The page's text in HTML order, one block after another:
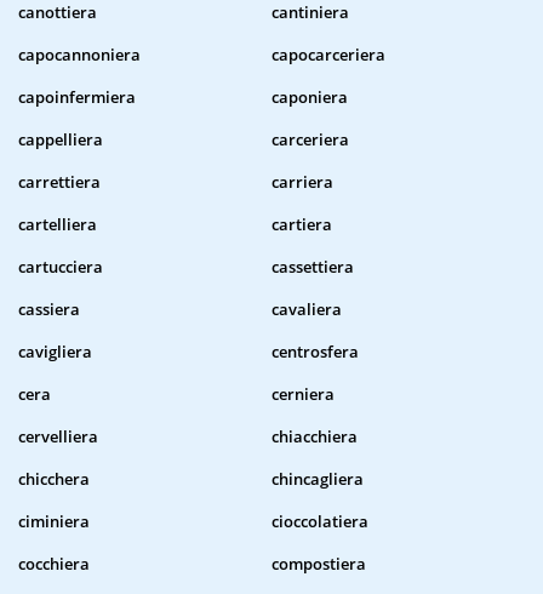
canottiera
cantiniera
capocannoniera
capocarceriera
capoinfermiera
caponiera
cappelliera
carceriera
carrettiera
carriera
cartelliera
cartiera
cartucciera
cassettiera
cassiera
cavaliera
cavigliera
centrosfera
cera
cerniera
cervelliera
chiacchiera
chicchera
chincagliera
ciminiera
cioccolatiera
cocchiera
compostiera